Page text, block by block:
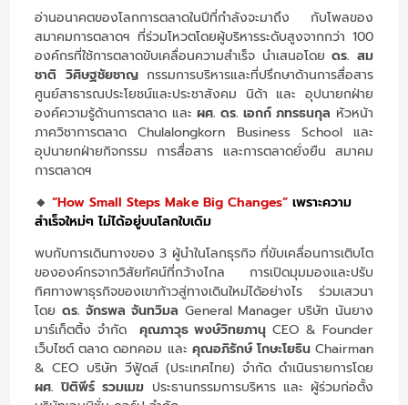
อ่านอนาคตของโลกการตลาดในปีที่กำลังจะมาถึง กับโพลของ
สมาคมการตลาดฯ ที่ร่วมโหวตโดยผู้บริหารระดับสูงจากกว่า 100
องค์กรที่ใช้การตลาดขับเคลื่อนความสำเร็จ นำเสนอโดยดร. สม
ชาติ วิศิษฐชัยชาญ กรรมการบริหารและที่ปรึกษาด้านการสื่อสาร
ศูนย์สาธารณประโยชน์และประชาสังคม นิด้า และ อุปนายกฝ่าย
องค์ความรู้ด้านการตลาด และ ผศ. ดร. เอกก์ ภทรธนกุล หัวหน้า
ภาควิชาการตลาด Chulalongkorn Business School และ
อุปนายกฝ่ายกิจกรรม การสื่อสาร และการตลาดยั่งยืน สมาคม
การตลาดฯ
🔸 “How Small Steps Make Big Changes” เพราะความ
สำเร็จใหม่ๆ ไม่ได้อยู่บนโลกใบเดิม
พบกับการเดินทางของ 3 ผู้นำในโลกธุรกิจ ที่ขับเคลื่อนการเติบโต
ขององค์กรจากวิสัยทัศน์ที่กว้างไกล การเปิดมุมมองและปรับ
ทิศทางพาธุรกิจของเขาก้าวสู่ทางเดินใหม่ได้อย่างไร ร่วมเสวนา
โดย ดร. จักรพล จันทวิมล General Manager บริษัท นันยาง
มาร์เก็ตติ้ง จำกัด คุณภาวุธ พงษ์วิทยภานุ CEO & Founder
เว็บไซต์ ตลาด ดอทคอม และ คุณอภิรักษ์ โกษะโยธินChairman
& CEO บริษัท วีฟู้ดส์ (ประเทศไทย) จำกัด ดำเนินรายการโดย
ผศ. ปิติพีร์ รวมเมฆ ประธานกรรมการบริหาร และ ผู้ร่วมก่อตั้ง